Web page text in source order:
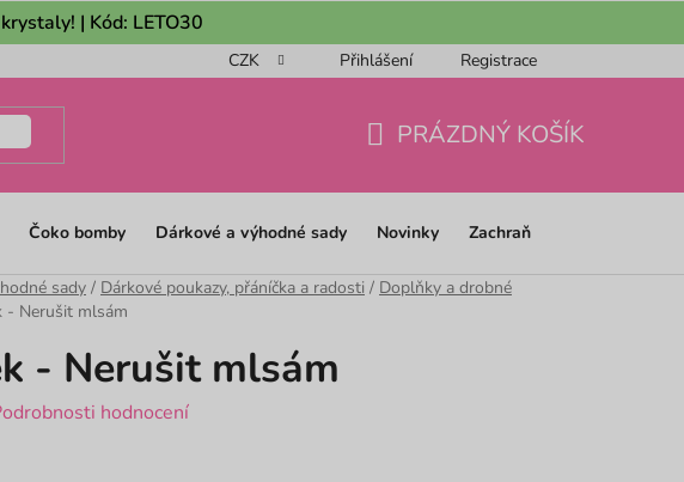
| Kód: LETO30
Mám dotaz na mou objednávku 📦 Obchodní podmínky Podmínky ochrany
CZK Přihlášení Registrace
KOŠÍK
PRÁZDNÝ KOŠÍK
Čoko bomby Dárkové a výhodné sady Novinky Zachraň
sady / Dárkové poukazy, přáníčka a radosti / Doplňky a drobné
- Nerušit mlsám
- Nerušit mlsám
hodnocení